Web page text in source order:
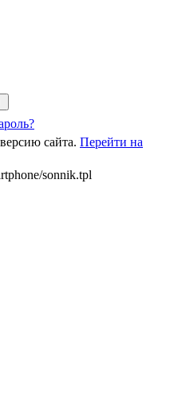
сайта. Перейти на
sonnik.tpl